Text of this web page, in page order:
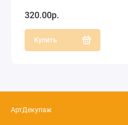
320.00р.
Купить
АртДекупаж